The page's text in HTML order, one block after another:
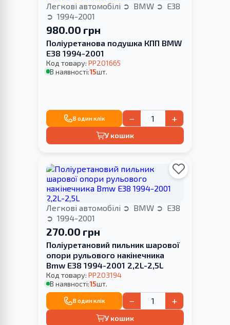
Легкові автомобілі BMW
E38
1994-2001
980.00 грн
Поліуретанова подушка КПП BMW
E38 1994-2001
Код товару: PP201665
В наявності:15шт.
В один клік − +
У кошик
Легкові автомобілі BMW
E38
1994-2001
270.00 грн
Поліуретановий пильник шарової
опори рульового накінечника
Bmw E38 1994-2001 2,2L-2,5L
Код товару: PP203194
В наявності:15шт.
В один клік − +
У кошик